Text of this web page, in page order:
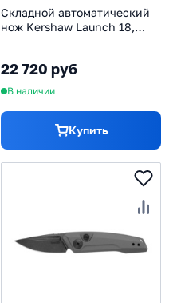
Складной автоматический
нож Kershaw Launch 18,
22 720 руб
В наличии
Купить